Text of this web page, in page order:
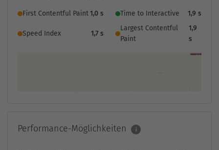
First Contentful Paint1,0 s Time to Interactive 1,9 s
Speed Index 1,7 s
Largest Contentful
Paint
1,9
s
Performance-Möglichkeiten i